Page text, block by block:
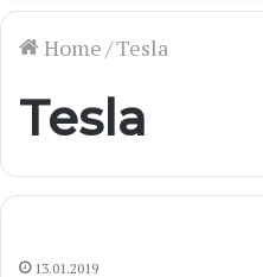
Home/Tesla
Tesla
13.01.2019